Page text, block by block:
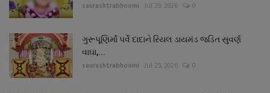
saurashtrabhoomi Jul 29, 2026 0
ગુરૂપૂણિર્માં પર્વે દાદાને રિયલ ડાયમંડ જડિત સુવર્ણ
વાઘા,...
saurashtrabhoomi Jul 29, 2026 0